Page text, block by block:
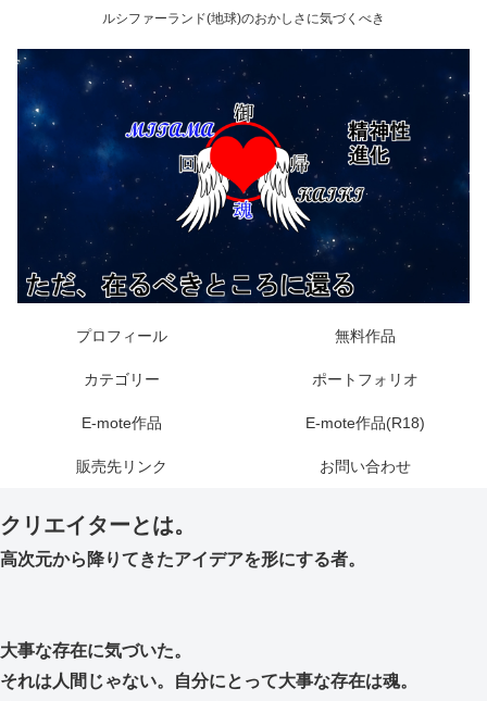
ルシファーランド(地球)のおかしさに気づくべき
プロフィール 無料作品
カテゴリー ポートフォリオ
E-mote作品 E-mote作品(R18)
販売先リンク お問い合わせ
クリエイターとは。
高次元から降りてきたアイデアを形にする者。
大事な存在に気づいた。
それは人間じゃない。自分にとって大事な存在は魂。